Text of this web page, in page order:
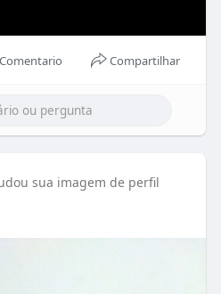
Comentario Compartilhar
sua imagem de perfil